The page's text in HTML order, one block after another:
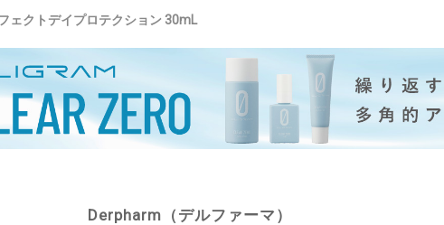
ェクトデイプロテクション 30mL
Derpharm（デルファーマ）